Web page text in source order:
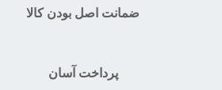
ضمانت اصل بودن کالا
پرداخت آسان